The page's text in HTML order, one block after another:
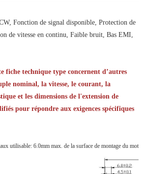
Fonction de signal disponible, Protection de
de vitesse en continu, Faible bruit, Bas EMI,
fiche technique type concernent d’autres
nominal, la vitesse, le courant, la
et les dimensions de l'extension de
pour répondre aux exigences spécifiques
utilisable: 6.0mm max. de la surface de montage du